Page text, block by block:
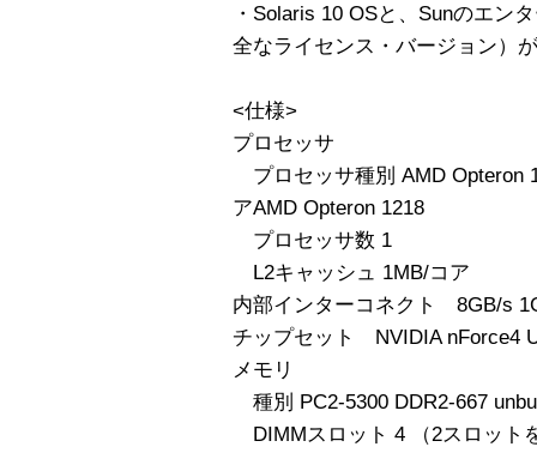
・Solaris 10 OSと、Sunのエン
全なライセンス・バージョン）
<仕様>
プロセッサ
プロセッサ種別 AMD Opteron
アAMD Opteron 1218
プロセッサ数 1
L2キャッシュ 1MB/コア
内部インターコネクト 8GB/s
チップセット NVIDIA nForce4
メモリ
種別 PC2-5300 DDR2-667
DIMMスロット 4 （2スロット